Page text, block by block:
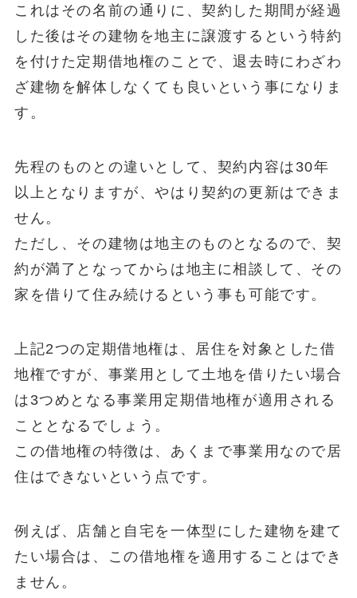
これはその名前の通りに、契約した期間が経過
した後はその建物を地主に譲渡するという特約
を付けた定期借地権のことで、退去時にわざわ
ざ建物を解体しなくても良いという事になりま
す。
先程のものとの違いとして、契約内容は30年
以上となりますが、やはり契約の更新はできま
せん。
ただし、その建物は地主のものとなるので、契
約が満了となってからは地主に相談して、その
家を借りて住み続けるという事も可能です。
上記2つの定期借地権は、居住を対象とした借
地権ですが、事業用として土地を借りたい場合
は3つめとなる事業用定期借地権が適用される
こととなるでしょう。
この借地権の特徴は、あくまで事業用なので居
住はできないという点です。
例えば、店舗と自宅を一体型にした建物を建て
たい場合は、この借地権を適用することはでき
ません。